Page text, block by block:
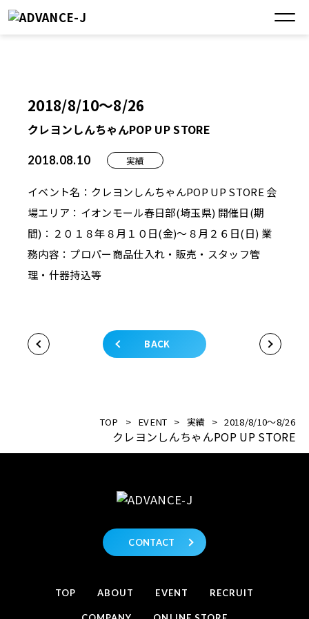
2018/8/10〜8/26
クレヨンしんちゃんPOP UP STORE
2018.08.10 実績
イベント名：クレヨンしんちゃんPOP UP STORE 会
場エリア：イオンモール春日部(埼玉県) 開催日(期
間)：２０１８年８月１０日(金)～８月２６日(日) 業
務内容：プロパー商品仕入れ・販売・スタッフ管
理・什器持込等
BACK
TOP > EVENT > 実績 > 2018/8/10〜8/26
クレヨンしんちゃんPOP UP STORE
CONTACT
TOP ABOUT EVENT RECRUIT